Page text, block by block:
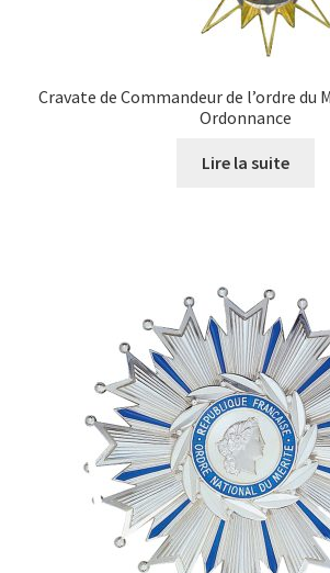
Cravate de Commandeur de l’ordre du
Ordonnance
Lire la suite